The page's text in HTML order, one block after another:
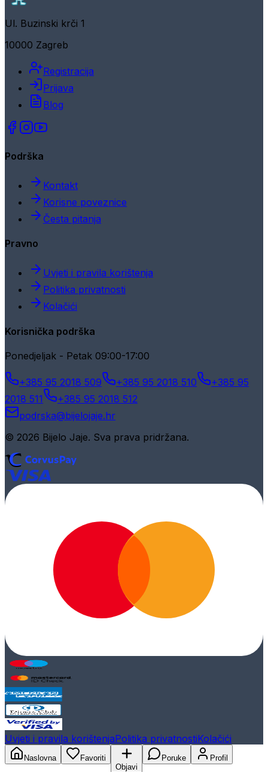
Ul. Buzinski krči 1
10000 Zagreb
Registracija
Prijava
Blog
Podrška
Kontakt
Korisne poveznice
Česta pitanja
Pravno
Uvjeti i pravila korištenja
Politika privatnosti
Kolačići
Korisnička podrška
Ponedjeljak - Petak 09:00-17:00
+385 95 2018 509 +385 95 2018 510
+385 95
2018 511
+385 95 2018 512
podrska@bijelojaje.hr
© 2026 Bijelo Jaje. Sva prava pridržana.
Uvjeti i pravila korištenjaPolitika privatnostiKolačići
Naslovna
Favoriti
Objavi
Poruke Profil